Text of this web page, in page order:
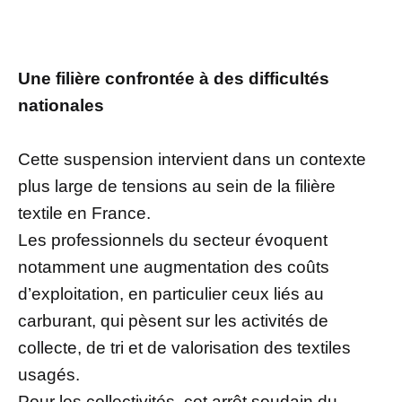
Une filière confrontée à des difficultés
nationales
Cette suspension intervient dans un contexte
plus large de tensions au sein de la filière
textile en France.
Les professionnels du secteur évoquent
notamment une augmentation des coûts
d’exploitation, en particulier ceux liés au
carburant, qui pèsent sur les activités de
collecte, de tri et de valorisation des textiles
usagés.